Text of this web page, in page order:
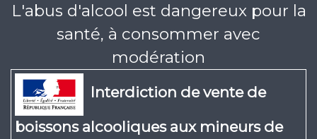
L'abus d'alcool est dangereux pour la
santé, à consommer avec
modération
Interdiction de vente de
boissons alcooliques aux mineurs de